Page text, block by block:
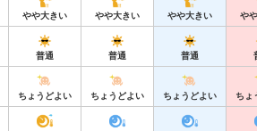
やや大きい やや大きい やや大きい やや
普通 普通 普通 普
ちょうどよい ちょうどよい ちょうどよい ちょう